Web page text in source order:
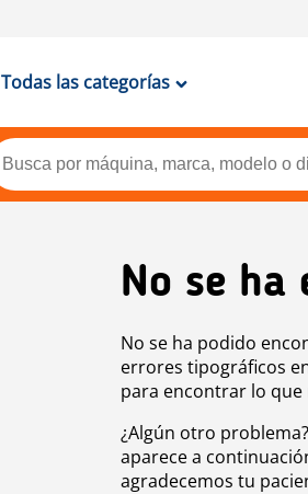
Todas las categorías
No se ha
No se ha podido
errores tipográficos
para encontrar lo que
¿Algún otro
aparece a
agradecemos tu